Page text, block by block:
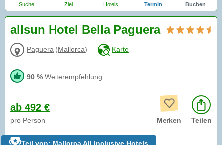
Suche Ziel Hotels Termin Buchen
allsun Hotel Bella Paguera
Paguera (Mallorca) – Karte
90 % Weiterempfehlung
ab 492 €
pro Person Merken Teilen
Teil von: Mallorca All Inclusive Hotels